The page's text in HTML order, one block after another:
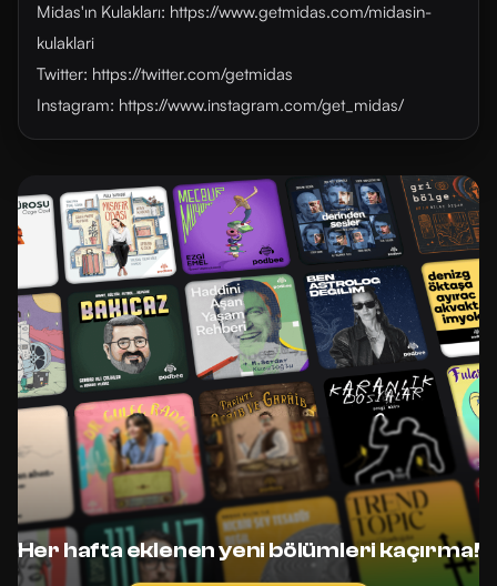
Midas'ın Kulakları: https://www.getmidas.com/midasin-
kulaklari
Twitter: https://twitter.com/getmidas
Instagram: https://www.instagram.com/get_midas/
Her hafta eklenen yeni bölümleri kaçırma!